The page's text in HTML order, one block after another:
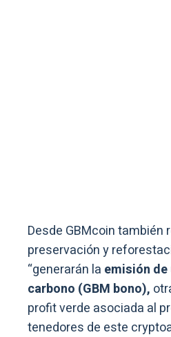
Desde GBMcoin también
preservación y
“generarán la emisión de
carbono (GBM bono),
profit verde asociada al
tenedores de este